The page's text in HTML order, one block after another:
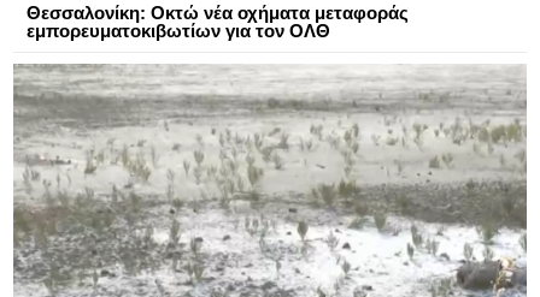
Θεσσαλονίκη: Οκτώ νέα οχήματα μεταφοράς
εμπορευματοκιβωτίων για τον ΟΛΘ